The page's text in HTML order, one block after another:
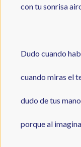
con tu sonrisa
Dudo cuando
cuando miras el
dudo de tus
porque al